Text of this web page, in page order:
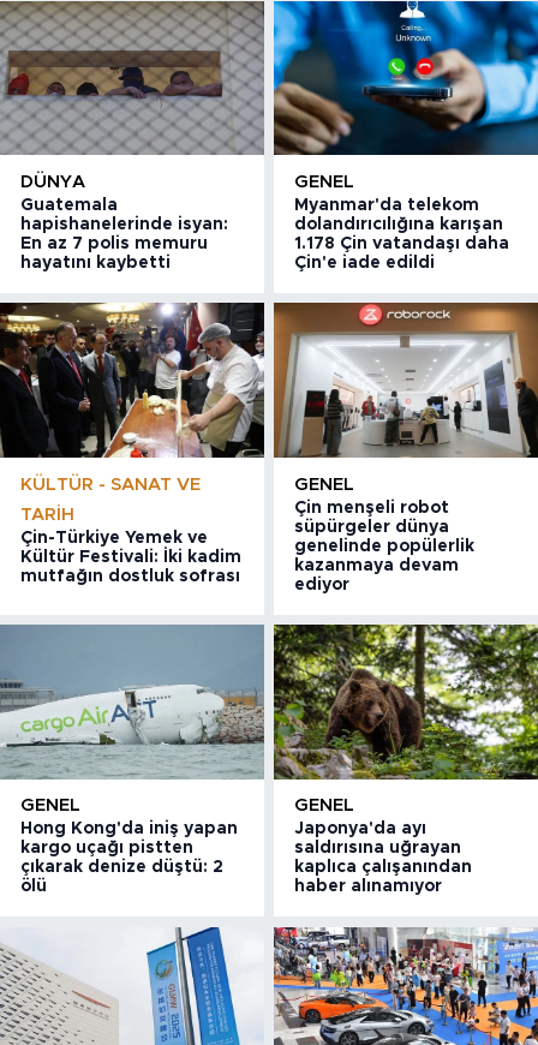
DÜNYA
Guatemala
hapishanelerinde isyan:
En az 7 polis memuru
hayatını kaybetti
GENEL
Myanmar'da telekom
dolandırıcılığına karışan
1.178 Çin vatandaşı daha
Çin'e iade edildi
KÜLTÜR - SANAT VE
TARIH
Çin-Türkiye Yemek ve
Kültür Festivali: İki kadim
mutfağın dostluk sofrası
GENEL
Çin menşeli robot
süpürgeler dünya
genelinde popülerlik
kazanmaya devam
ediyor
GENEL
Hong Kong'da iniş yapan
kargo uçağı pistten
çıkarak denize düştü: 2
ölü
GENEL
Japonya'da ayı
saldırısına uğrayan
kaplıca çalışanından
haber alınamıyor